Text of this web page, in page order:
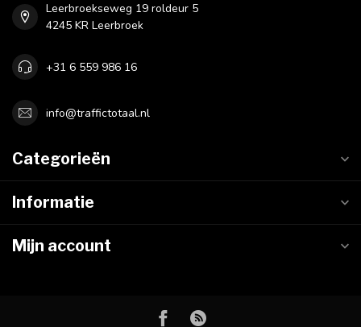
Leerbroekseweg 19 roldeur 5
4245 KR Leerbroek
+31 6 559 986 16
info@traffictotaal.nl
Categorieën
Informatie
Mijn account